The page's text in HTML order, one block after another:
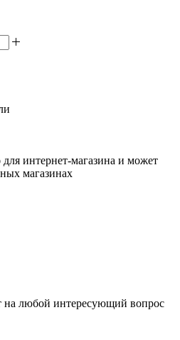
интернет-магазина и может
магазинах
на любой интересующий вопрос